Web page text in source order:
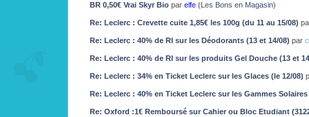
BR 0,50€ Vrai Skyr Biopar elfe(Les Bons en Magasin)
Re: Leclerc : Crevette cuite 1,85€ les 100g (du 11 au 15/08)
Re: Leclerc : 40% de RI sur les Déodorants (13 et 14/08) par
Re: Leclerc : 40% de RI sur les produits Gel Douche (13 et
Re: Leclerc : 34% en Ticket Leclerc sur les Glaces (le 12/08)
Re: Leclerc : 40% en Ticket Leclerc sur les Gammes Solaires
Re: Oxford :1€ Remboursé sur Cahier ou Bloc Etudiant